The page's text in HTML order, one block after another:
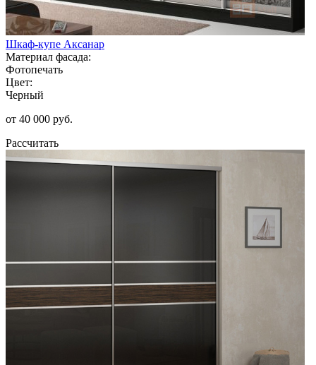
Шкаф-купе Аксанар
Материал фасада:
Фотопечать
Цвет:
Черный
от 40 000 руб.
Рассчитать